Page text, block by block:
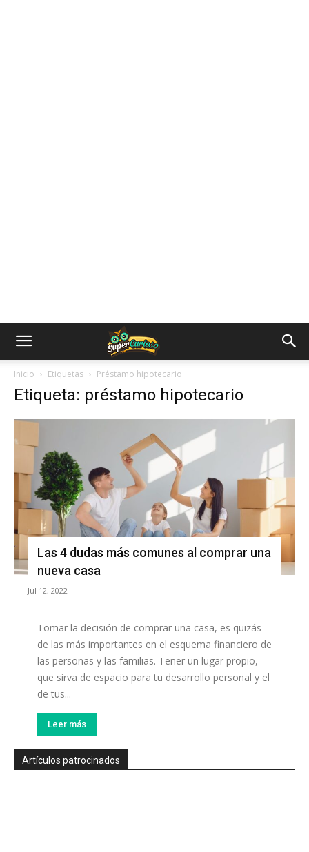
Inicio Etiquetas Préstamo hipotecario
Etiqueta: préstamo hipotecario
Las 4 dudas más comunes al comprar una
nueva casa
Jul 12, 2022
Tomar la decisión de comprar una casa, es quizás
de las más importantes en el esquema financiero de
las personas y las familias. Tener un lugar propio,
que sirva de espacio para tu desarrollo personal y el
de tus...
Leer más
Artículos patrocinados